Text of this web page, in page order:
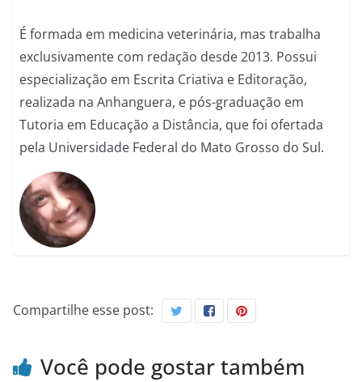
É formada em medicina veterinária, mas trabalha
exclusivamente com redação desde 2013. Possui
especialização em Escrita Criativa e Editoração,
realizada na Anhanguera, e pós-graduação em
Tutoria em Educação a Distância, que foi ofertada
pela Universidade Federal do Mato Grosso do Sul.
Compartilhe esse post:
Você pode gostar também